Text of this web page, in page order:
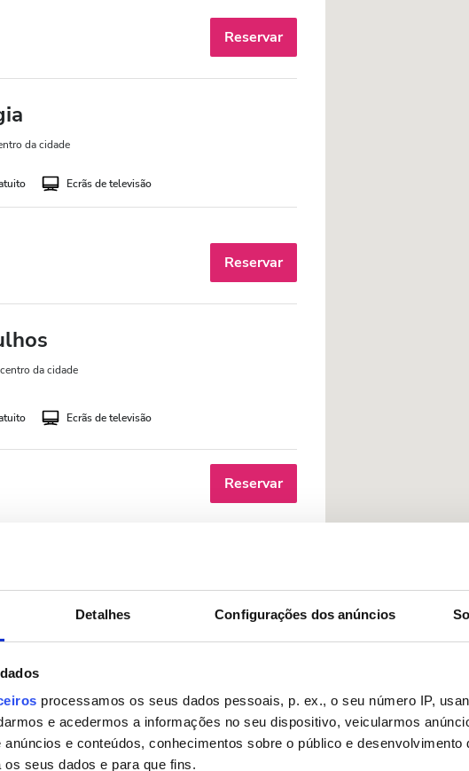
Detalhes Configurações dos anúncios
processamos os seus dados pessoais, p. ex., o seu número IP,
e acedermos a informações no seu dispositivo, veicularmos
e conteúdos, conhecimentos sobre o público e desenvolvimento
seus dados e para que fins.
Reservar
da cidade
Ecrãs de televisão
Reservar
da cidade
Ecrãs de televisão
Reservar
da cidade
Ecrãs de televisão
Reservar